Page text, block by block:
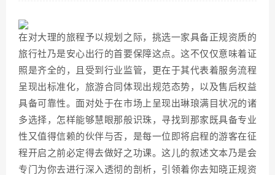
在对大理的旅程予以规划之际，挑选一家具备正规资质的
旅行社乃是安心出行的首要保障这点。这不仅仅意味着证
照是齐全的，且受到行业监管，更在于其代表着服务流程
呈现出标准化，旅游合同体现出规范态势，以及售后权益
具备可靠性。面对处于在市场上呈现出琳琅满目状况的诸
多选择，怎样能够慧眼那般识珠，寻找到那家既具备专业
性又值得信赖的伙伴与否，是每一位即将启程的游客在征
程开启之前必定得去做好之功课。这儿的叙述文本乃是会
专门为你去进行深入透彻的剖析，引领着你去知晓正规资